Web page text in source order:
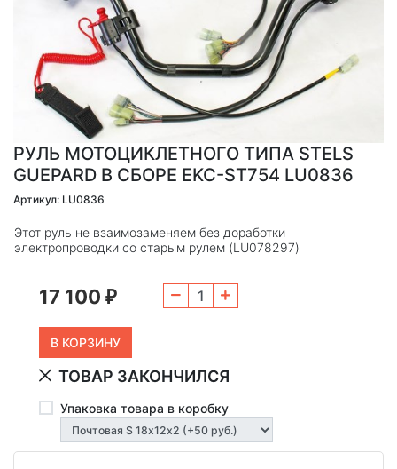
РУЛЬ МОТОЦИКЛЕТНОГО ТИПА STELS
GUEPARD В СБОРЕ EKC-ST754 LU0836
Артикул: LU0836
Этот руль не взаимозаменяем без доработки
электропроводки со старым рулем (LU078297)
17 100 ₽
ТОВАР ЗАКОНЧИЛСЯ
Упаковка товара в коробку